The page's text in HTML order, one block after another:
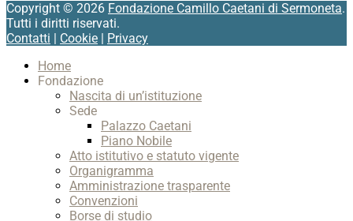
Copyright © 2026 Fondazione Camillo Caetani di Sermoneta.
Tutti i diritti riservati.
Contatti
Cookie
Privacy
Home
Fondazione
Nascita di un’istituzione
Sede
Palazzo Caetani
Piano Nobile
Atto istitutivo e statuto vigente
Organigramma
Amministrazione trasparente
Convenzioni
Borse di studio